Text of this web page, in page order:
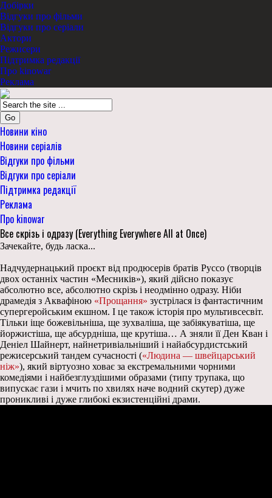
Добірки
Відгуки про фільми
Відгуки про серіали
Актори
Режисери
Підтримка редакції
Про kinowar
Реклама
Go
Новини кіно
Новини серіалів
Відгуки про фільми
Відгуки про серіали
Підтримка редакції
Реклама
Про kinowar
Все скрізь і одразу (Everything Everywhere All at Once)
Зачекайте, будь ласка...
Надчудернацький проєкт від продюсерів братів Руссо (творців
двох останніх частин «Месників»), який дійсно показує
абсолютно все, абсолютно скрізь і неодмінно одразу. Ніби
драмедія з Аквафіною «Прощання» зустрілася із фантастичним
супергеройським екшном. І це також історія про мультивсесвіт.
Тільки іще божевільніша, ще зухваліша, ще забіякуватіша, ще
йоржистіша, ще абсурдніша, ще крутіша… А зняли її Ден Кван і
Деніел Шайнерт, найнетривіальніший і найабсурдистський
режисерський тандем сучасності («Людина — швейцарський
ніж»), який віртуозно ховає за екстремальними чорними
комедіями і найбезглуздішими образами (типу трупака, що
випускає гази і мчить по хвилях наче водний скутер) дуже
проникливі і дуже глибокі екзистенційні драми.